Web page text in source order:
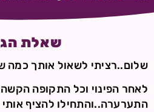
שאלת
שלום..רציתי לשאול אותך כמה
לאחר הפינוי וכל התקופה
התערערה..והתחילו להציף